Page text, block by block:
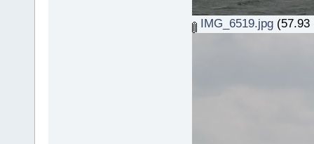
IMG_6519.jpg(57.93